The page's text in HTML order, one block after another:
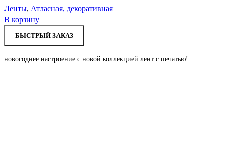
Ленты, Атласная, декоративная
В корзину
БЫСТРЫЙ ЗАКАЗ
новогоднее настроение с новой коллекцией лент с печатью!